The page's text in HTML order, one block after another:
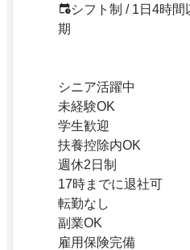
シフト制 / 1日4時
期
シニア活躍中
未経験OK
学生歓迎
扶養控除内OK
週休2日制
17時までに退社可
転勤なし
副業OK
雇用保険完備